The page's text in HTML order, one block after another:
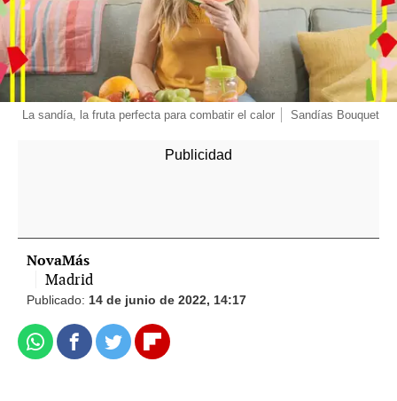
La sandía, la fruta perfecta para combatir el calor Sandías Bouquet
NovaMás
Madrid
Publicado: 14 de junio de 2022, 14:17
WhatsappFacebook
TwitterFlipboard